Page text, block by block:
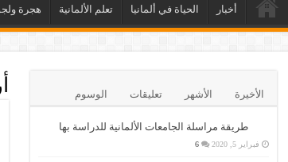
أخبار الحياة في ألمانيا تعلم الألمانية هجرة
الأخيرة الأشهر تعليقات الوسوم
طريقة مراسلة الجامعات الألمانية للدراسة بها
فبراير 5, 2020 6